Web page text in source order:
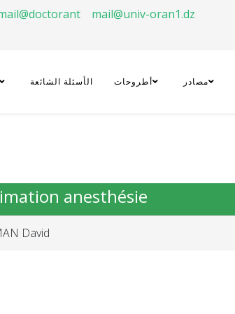
mail@univ-oran1.dz
مصادر أطروحات الأسئلة الشائعة
anesthésie
David